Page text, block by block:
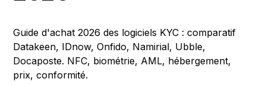
Guide d'achat 2026 des logiciels KYC : comparatif
Datakeen, IDnow, Onfido, Namirial, Ubble,
Docaposte. NFC, biométrie, AML, hébergement,
prix, conformité.